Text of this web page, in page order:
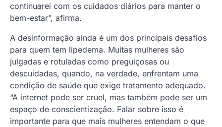
continuarei com os cuidados diários para manter o
bem-estar”, afirma.
A desinformação ainda é um dos principais desafios
para quem tem lipedema. Muitas mulheres são
julgadas e rotuladas como preguiçosas ou
descuidadas, quando, na verdade, enfrentam uma
condição de saúde que exige tratamento adequado.
“A internet pode ser cruel, mas também pode ser um
espaço de conscientização. Falar sobre isso é
importante para que mais mulheres entendam o que